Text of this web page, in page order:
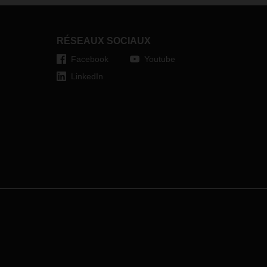
RÉSEAUX SOCIAUX
Facebook
LinkedIn
Youtube